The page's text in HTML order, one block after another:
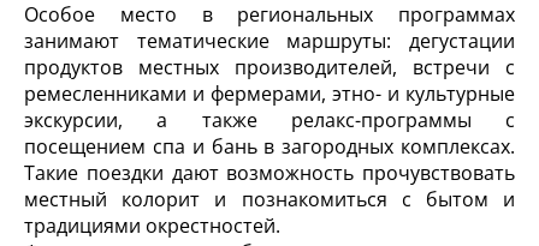
Особое место в региональных программах
занимают тематические маршруты: дегустации
продуктов местных производителей, встречи с
ремесленниками и фермерами, этно- и культурные
экскурсии, а также релакс-программы с
посещением спа и бань в загородных комплексах.
Такие поездки дают возможность прочувствовать
местный колорит и познакомиться с бытом и
традициями окрестностей.